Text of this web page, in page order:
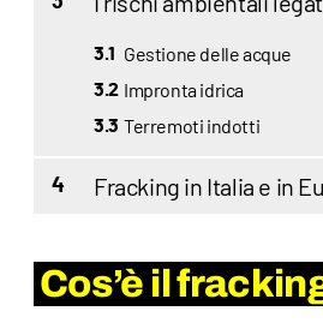
3.1 Gestione delle acque
3.2 Impronta idrica
3.3 Terremoti indotti
4 Fracking in Italia e in
Cos’è il